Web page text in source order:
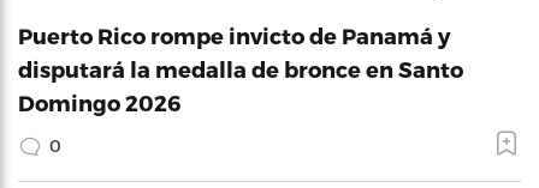
Puerto Rico rompe invicto de Panamá y
disputará la medalla de bronce en Santo
Domingo 2026
0